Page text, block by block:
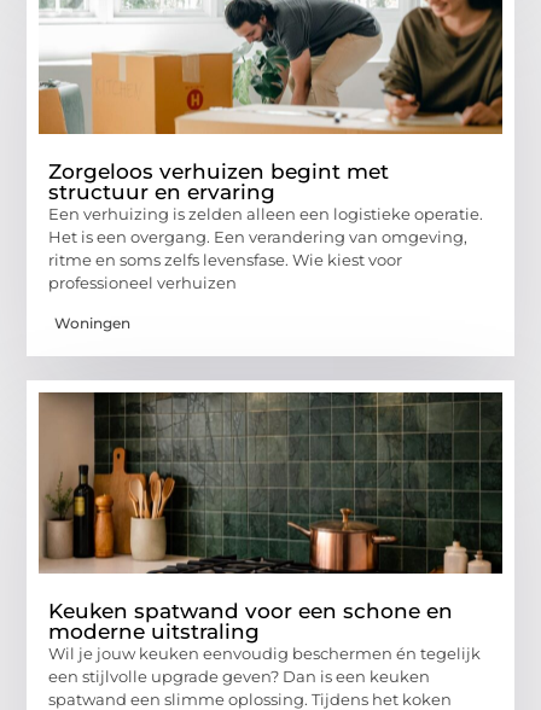
Zorgeloos verhuizen begint met
structuur en ervaring
Een verhuizing is zelden alleen een logistieke operatie.
Het is een overgang. Een verandering van omgeving,
ritme en soms zelfs levensfase. Wie kiest voor
professioneel verhuizen
Woningen
Keuken spatwand voor een schone en
moderne uitstraling
Wil je jouw keuken eenvoudig beschermen én tegelijk
een stijlvolle upgrade geven? Dan is een keuken
spatwand een slimme oplossing. Tijdens het koken